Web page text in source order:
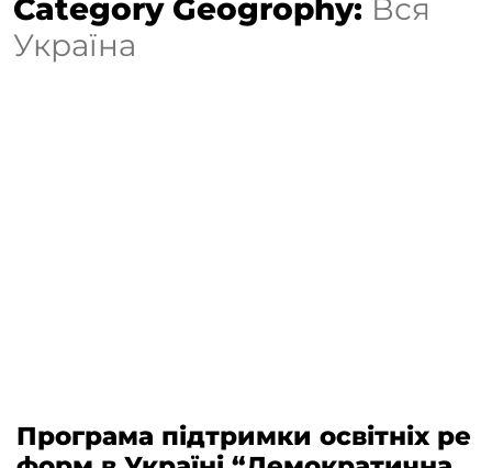
Category Geogrophy: Вся
Україна
Програма підтримки освітніх ре